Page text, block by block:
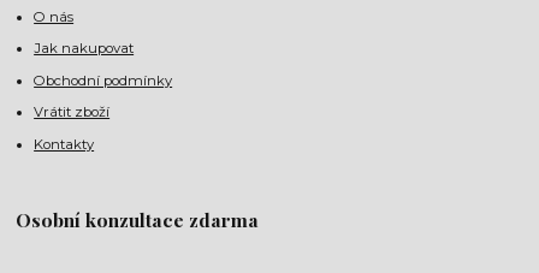
O nás
Jak nakupovat
Obchodní podmínky
Vrátit zboží
Kontakty
Osobní konzultace zdarma